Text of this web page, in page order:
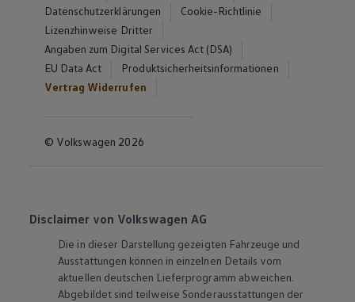
Datenschutzerklärungen
Cookie-Richtlinie
Lizenzhinweise Dritter
Angaben zum Digital Services Act (DSA)
EU Data Act
Produktsicherheitsinformationen
Vertrag Widerrufen
© Volkswagen 2026
Disclaimer von Volkswagen AG
Die in dieser Darstellung gezeigten Fahrzeuge und
Ausstattungen können in einzelnen Details vom
aktuellen deutschen Lieferprogramm abweichen.
Abgebildet sind teilweise Sonderausstattungen der